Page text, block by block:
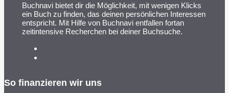
Buchnavi bietet dir die Möglichkeit, mit wenigen Klicks
ein Buch zu finden, das deinen persönlichen Interessen
entspricht. Mit Hilfe von Buchnavi entfallen fortan
zeitintensive Recherchen bei deiner Buchsuche.
So finanzieren wir uns